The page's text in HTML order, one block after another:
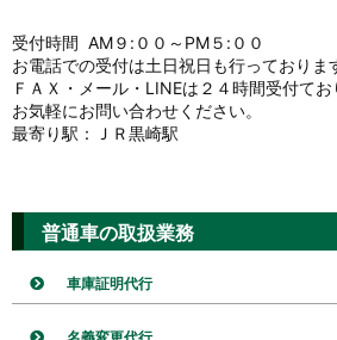
受付時間 AM９:００～PM５:００
お電話での受付は土日祝日も行っておりま
ＦＡＸ・メール・LINEは２４時間受付てお
お気軽にお問い合わせください。
最寄り駅：ＪＲ黒崎駅
普通車の取扱業務
車庫証明代行